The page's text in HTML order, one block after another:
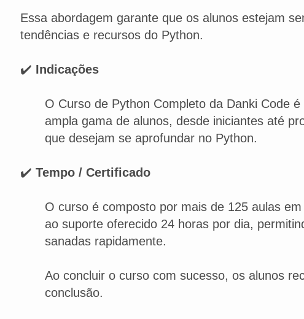
Essa abordagem garante que os alunos estejam
tendências e recursos do Python.
✔️ Indicações
O Curso de Python Completo da Danki Code
ampla gama de alunos, desde iniciantes até
que desejam se aprofundar no Python.
✔️ Tempo / Certificado
O curso é composto por mais de 125 aulas
ao suporte oferecido 24 horas por dia,
sanadas rapidamente.
Ao concluir o curso com sucesso, os alunos
conclusão.